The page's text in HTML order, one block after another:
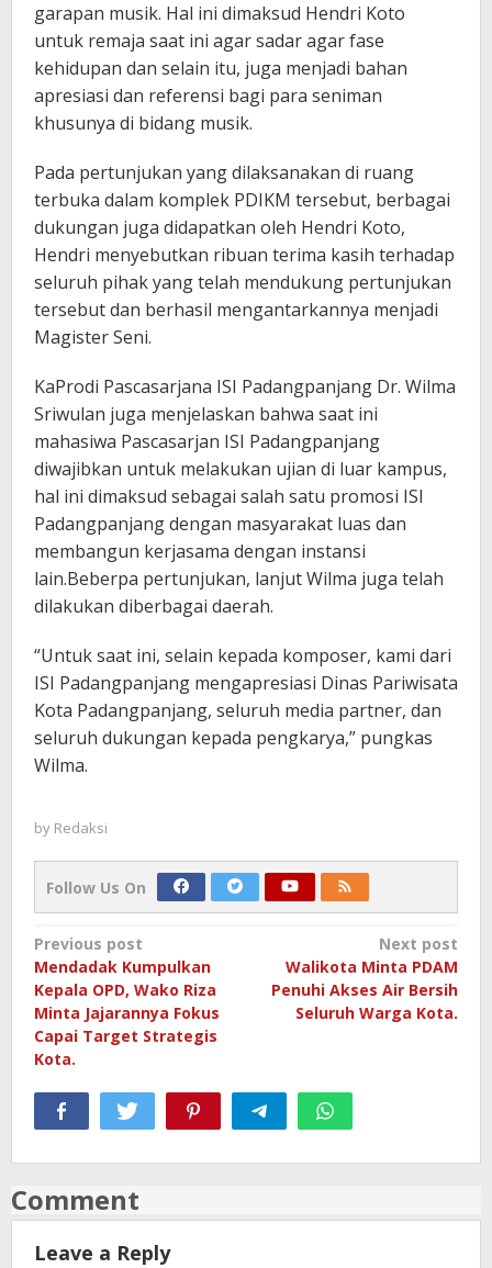
garapan musik. Hal ini dimaksud Hendri Koto
untuk remaja saat ini agar sadar agar fase
kehidupan dan selain itu, juga menjadi bahan
apresiasi dan referensi bagi para seniman
khusunya di bidang musik.
Pada pertunjukan yang dilaksanakan di ruang
terbuka dalam komplek PDIKM tersebut, berbagai
dukungan juga didapatkan oleh Hendri Koto,
Hendri menyebutkan ribuan terima kasih terhadap
seluruh pihak yang telah mendukung pertunjukan
tersebut dan berhasil mengantarkannya menjadi
Magister Seni.
KaProdi Pascasarjana ISI Padangpanjang Dr. Wilma
Sriwulan juga menjelaskan bahwa saat ini
mahasiwa Pascasarjan ISI Padangpanjang
diwajibkan untuk melakukan ujian di luar kampus,
hal ini dimaksud sebagai salah satu promosi ISI
Padangpanjang dengan masyarakat luas dan
membangun kerjasama dengan instansi
lain.Beberpa pertunjukan, lanjut Wilma juga telah
dilakukan diberbagai daerah.
“Untuk saat ini, selain kepada komposer, kami dari
ISI Padangpanjang mengapresiasi Dinas Pariwisata
Kota Padangpanjang, seluruh media partner, dan
seluruh dukungan kepada pengkarya,” pungkas
Wilma.
by Redaksi
Follow Us On
Post
navigation
Previous post
Mendadak Kumpulkan
Kepala OPD, Wako Riza
Minta Jajarannya Fokus
Capai Target Strategis
Kota.
Next post
Walikota Minta PDAM
Penuhi Akses Air Bersih
Seluruh Warga Kota.
Comment
Leave a Reply